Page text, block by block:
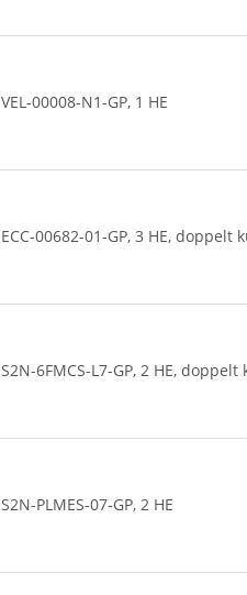
VEL-00008-N1-GP, 1 HE
ECC-00682-01-GP, 3 HE, doppelt
S2N-6FMCS-L7-GP, 2 HE,
S2N-PLMES-07-GP, 2 HE